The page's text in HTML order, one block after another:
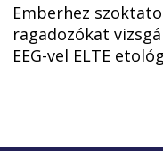
Emberhez
ragadozókat
EEG-vel ELTE